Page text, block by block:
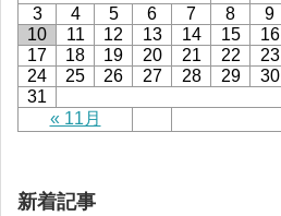
« 11月
3
4 5 6 7 8
9
10
11 12 13 14 15
16
17
18 19 20 21 22
23
24
25 26 27 28 29
30
31
新着記事